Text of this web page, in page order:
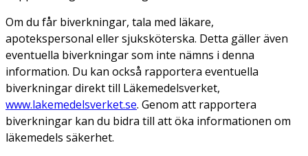
Om du får biverkningar, tala med läkare,
apotekspersonal eller sjuksköterska. Detta gäller även
eventuella biverkningar som inte nämns i denna
information. Du kan också rapportera eventuella
biverkningar direkt till Läkemedelsverket,
www.lakemedelsverket.se. Genom att rapportera
biverkningar kan du bidra till att öka informationen om
läkemedels säkerhet.